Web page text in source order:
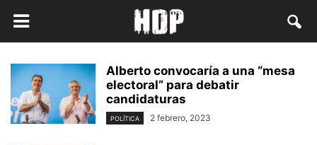
Alberto convocaría a una “mesa
electoral” para debatir
candidaturas
POLÍTICA 2 febrero, 2023